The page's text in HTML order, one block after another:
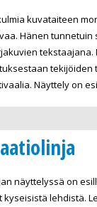
kuvataiteen
Hänen
tekijöiden
Näyttely on
näyttelyssä on
lehdistä.